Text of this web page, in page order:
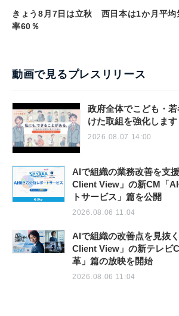
きょう8月7日は立秋 西日本は1か月平均
率60％
動画で見るプレスリリース
政府全体でこども・
けた取組を強化します
2026.08.07 14:00
AIで組織の業務改善を支
Client View」の新CM「
トサービス」篇を公開
2026.08.06 11:04
AIで組織の改善点を見抜
Client View」の新テレビ
革」篇の放映を開始
2026.08.06 11:04